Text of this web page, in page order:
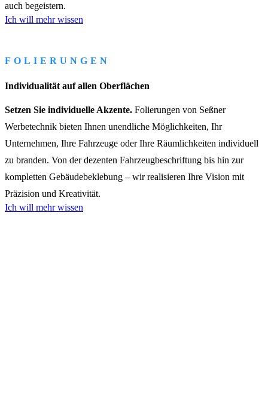
auch begeistern.
Ich will mehr wissen
FOLIERUNGEN
Individualität auf allen Oberflächen
Setzen Sie individuelle Akzente. Folierungen von Seßner
Werbetechnik bieten Ihnen unendliche Möglichkeiten, Ihr
Unternehmen, Ihre Fahrzeuge oder Ihre Räumlichkeiten individuell
zu branden. Von der dezenten Fahrzeugbeschriftung bis hin zur
kompletten Gebäudebeklebung – wir realisieren Ihre Vision mit
Präzision und Kreativität.
Ich will mehr wissen